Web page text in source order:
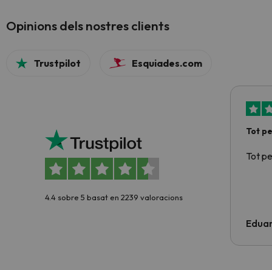
Opinions dels nostres clients
Trustpilot Esquiades.com
4.4 sobre 5 basat en 2239 valoracions
Tot
Tot